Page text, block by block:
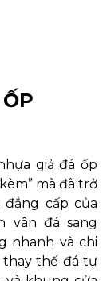
giả đá ốp
mà đã trở
cấp của
vân đá sang
nhanh và chi
thay thế đá tự